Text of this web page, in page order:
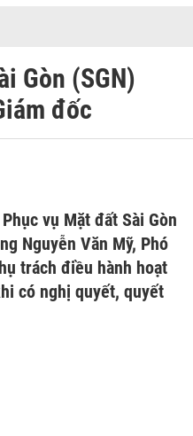
Gòn (SGN)
đốc
vụ Mặt đất Sài Gòn
Nguyễn Văn Mỹ, Phó
trách điều hành hoạt
có nghị quyết, quyết